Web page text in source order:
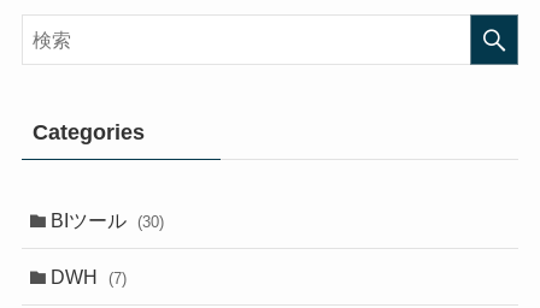
Categories
BIツール (30)
DWH (7)